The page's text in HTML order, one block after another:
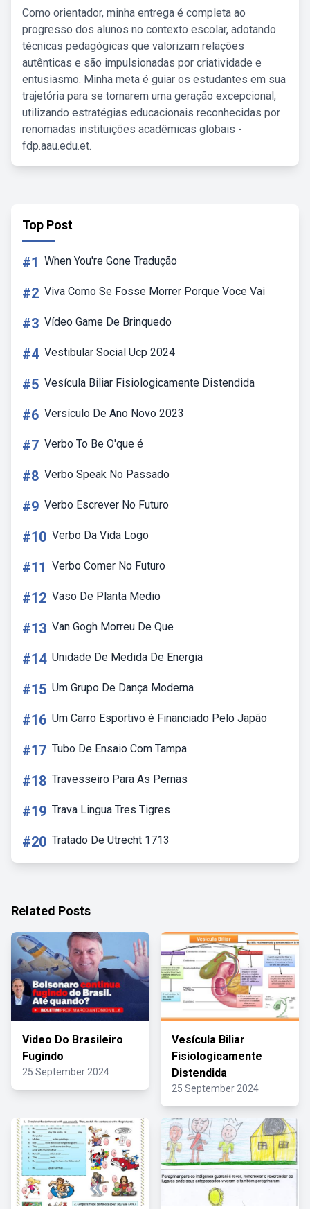
Como orientador, minha entrega é completa ao
progresso dos alunos no contexto escolar, adotando
técnicas pedagógicas que valorizam relações
autênticas e são impulsionadas por criatividade e
entusiasmo. Minha meta é guiar os estudantes em sua
trajetória para se tornarem uma geração excepcional,
utilizando estratégias educacionais reconhecidas por
renomadas instituições acadêmicas globais -
fdp.aau.edu.et.
Top Post
#1 When You're Gone Tradução
#2 Viva Como Se Fosse Morrer Porque Voce Vai
#3 Vídeo Game De Brinquedo
#4 Vestibular Social Ucp 2024
#5 Vesícula Biliar Fisiologicamente Distendida
#6 Versículo De Ano Novo 2023
#7 Verbo To Be O'que é
#8 Verbo Speak No Passado
#9 Verbo Escrever No Futuro
#10 Verbo Da Vida Logo
#11 Verbo Comer No Futuro
#12 Vaso De Planta Medio
#13 Van Gogh Morreu De Que
#14 Unidade De Medida De Energia
#15 Um Grupo De Dança Moderna
#16 Um Carro Esportivo é Financiado Pelo Japão
#17 Tubo De Ensaio Com Tampa
#18 Travesseiro Para As Pernas
#19 Trava Lingua Tres Tigres
#20 Tratado De Utrecht 1713
Related Posts
Video Do Brasileiro
Fugindo
25 September 2024
Vesícula Biliar
Fisiologicamente
Distendida
25 September 2024